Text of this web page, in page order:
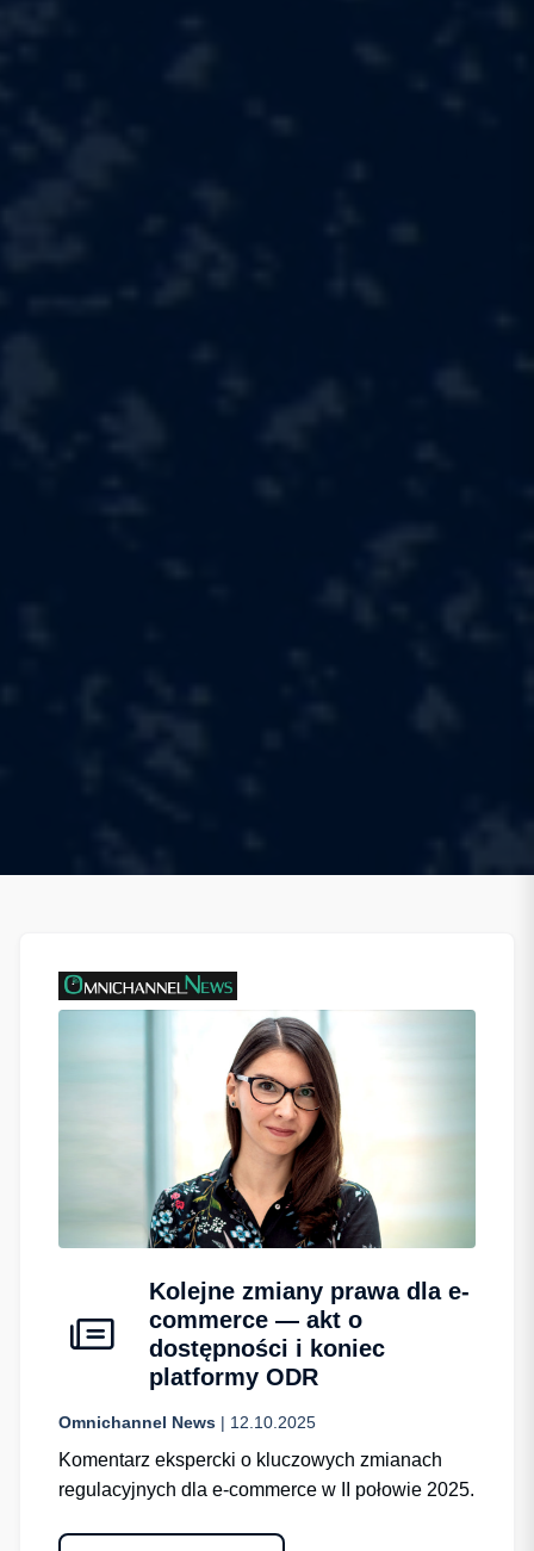
Kolejne zmiany prawa dla e-
commerce — akt o
dostępności i koniec
platformy ODR
Omnichannel News | 12.10.2025
Komentarz ekspercki o kluczowych zmianach
regulacyjnych dla e-commerce w II połowie 2025.